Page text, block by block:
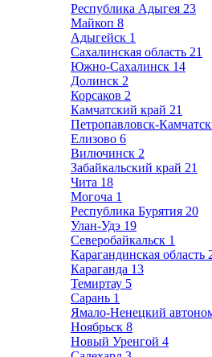
Республика Адыгея 23
Майкоп 8
Адыгейск 1
Сахалинская область 21
Южно-Сахалинск 14
Долинск 2
Корсаков 2
Камчатский край 21
Петропавловск-
Елизово 6
Вилючинск 2
Забайкальский край 21
Чита 18
Могоча 1
Республика Бурятия 20
Улан-Удэ 19
Северобайкальск 1
Карагандинская область
Караганда 13
Темиртау 5
Сарань 1
Ямало-Ненецкий
Ноябрьск 8
Новый Уренгой 4